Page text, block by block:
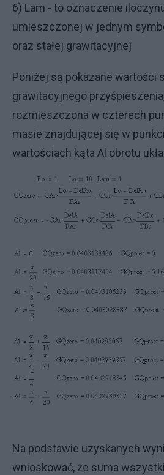
6) Lam - to oznaczenie
umieszczonej w jednym
oraz stałej grawitacyjnej
Poniżej są pokazane wartości
grawitacyjnego
rozmieszczona w czterech
masie znajdującej się w
wartościach kąta Al obrotu
Na podstawie uzyskanych
wnioskować, że suma